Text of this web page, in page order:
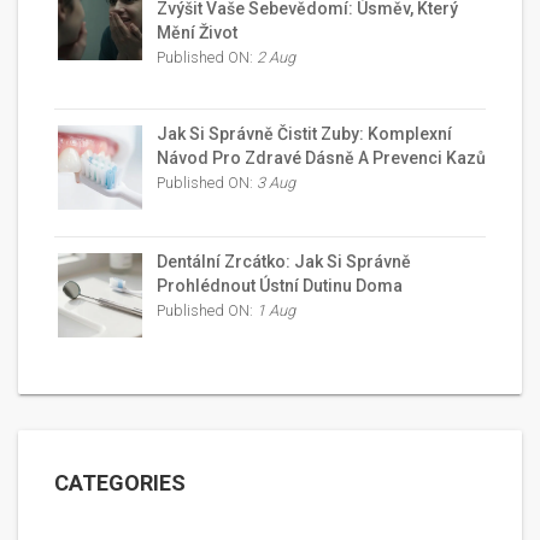
Zvýšit Vaše Sebevědomí: Úsměv, Který
Mění Život
Published ON: 2 Aug
Jak Si Správně Čistit Zuby: Komplexní
Návod Pro Zdravé Dásně A Prevenci Kazů
Published ON: 3 Aug
Dentální Zrcátko: Jak Si Správně
Prohlédnout Ústní Dutinu Doma
Published ON: 1 Aug
CATEGORIES